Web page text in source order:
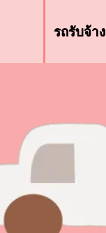
รถรับจ้าง